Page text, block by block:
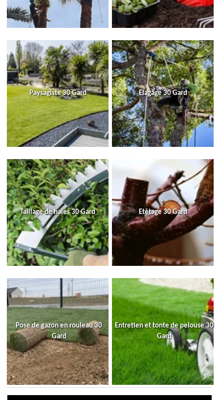
Paysagiste 30 Gard Elagage 30 Gard
Taillage de haies 30 Gard Etêtage 30 Gard
Pose de gazon en rouleau 30
Gard
Entretien et tonte de pelouse 30
Gard